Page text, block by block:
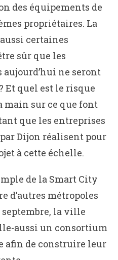
des équipements de
propriétaires. La
certaines
sûr que les
ne seront
Et quel est le risque
main sur ce que font
que les entreprises
Dijon réalisent pour
à cette échelle.
de la Smart City
d’autres métropoles
la ville
aussi un consortium
afin de construire leur